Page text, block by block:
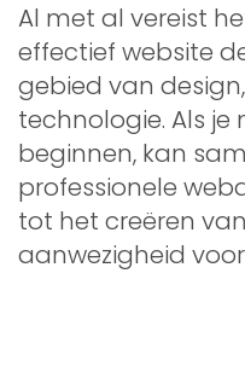
Al met al vereist
effectief website
gebied van
technologie. Als je
beginnen, kan
professionele
tot het creëren
aanwezigheid